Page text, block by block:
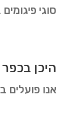
סוגי
היכן
אנו פועלים